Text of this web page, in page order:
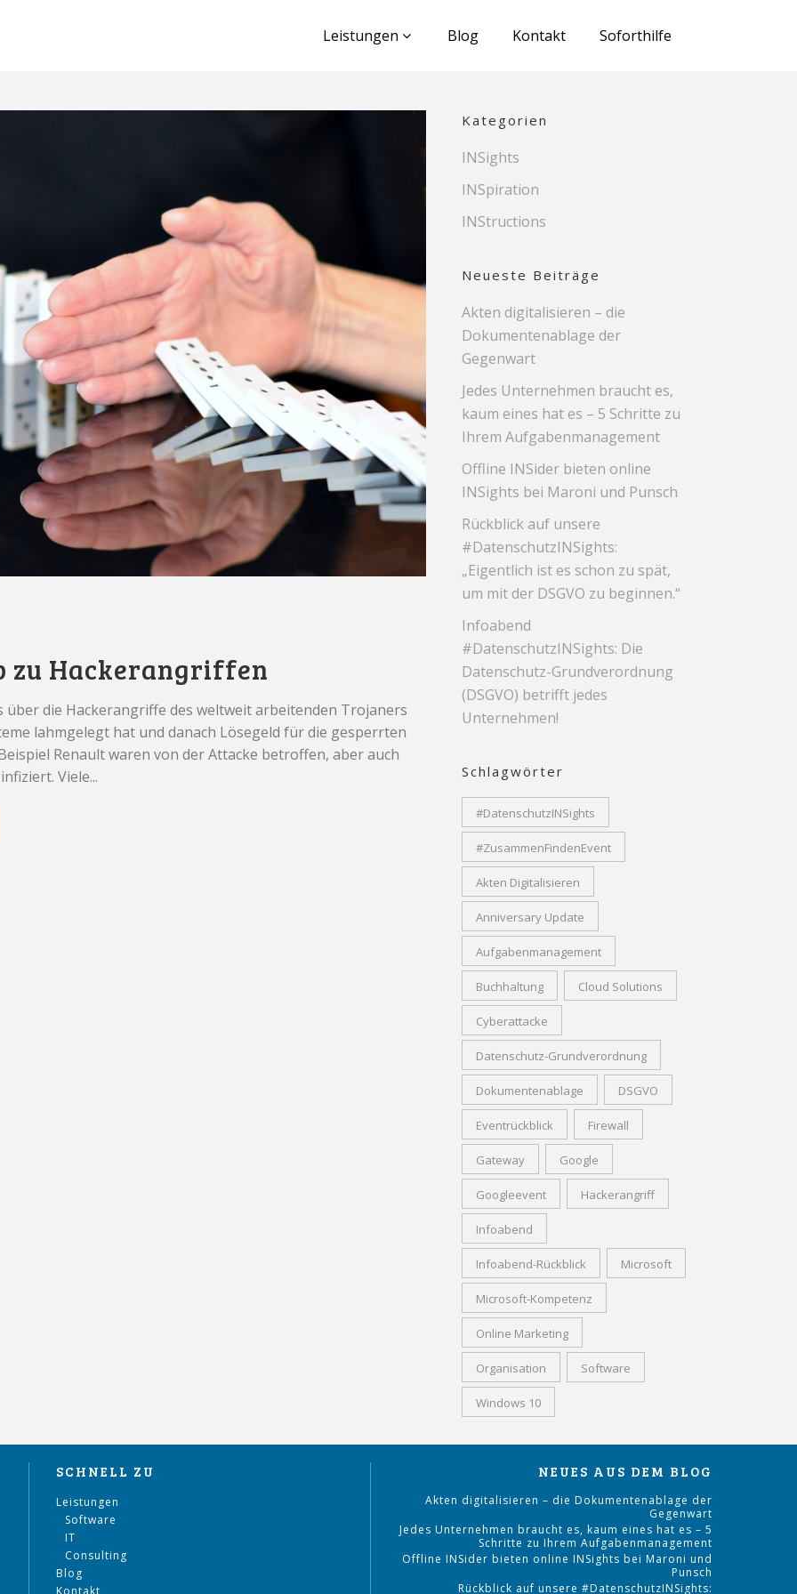
Leistungen Blog Kontakt Soforthilfe
zu Hackerangriffen
die Hackerangriffe des weltweit arbeitenden Trojaners
lahmgelegt hat und danach Lösegeld für die gesperrten
Renault waren von der Attacke betroffen, aber auch
Viele...
Kategorien
INSights
INSpiration
INStructions
Neueste Beiträge
Akten digitalisieren – die
Dokumentenablage der
Gegenwart
Jedes Unternehmen braucht es,
kaum eines hat es – 5 Schritte zu
Ihrem Aufgabenmanagement
Offline INSider bieten online
INSights bei Maroni und Punsch
Rückblick auf unsere
#DatenschutzINSights:
„Eigentlich ist es schon zu spät,
um mit der DSGVO zu beginnen.“
Infoabend
#DatenschutzINSights: Die
Datenschutz-Grundverordnung
(DSGVO) betrifft jedes
Unternehmen!
Schlagwörter
#DatenschutzINSights
#ZusammenFindenEvent
Akten Digitalisieren
Anniversary Update
Aufgabenmanagement
Buchhaltung Cloud Solutions
Cyberattacke
Datenschutz-Grundverordnung
Dokumentenablage DSGVO
Eventrückblick Firewall
Gateway Google
Googleevent Hackerangriff
Infoabend
Infoabend-Rückblick Microsoft
Microsoft-Kompetenz
Online Marketing
Organisation Software
Windows 10
SCHNELL ZU
Leistungen
Software
IT
Consulting
Blog
Kontakt
NEUES AUS DEM BLOG
Akten digitalisieren – die Dokumentenablage der
Gegenwart
Jedes Unternehmen braucht es, kaum eines hat es – 5
Schritte zu Ihrem Aufgabenmanagement
Offline INSider bieten online INSights bei Maroni und
Punsch
Rückblick auf unsere #DatenschutzINSights: